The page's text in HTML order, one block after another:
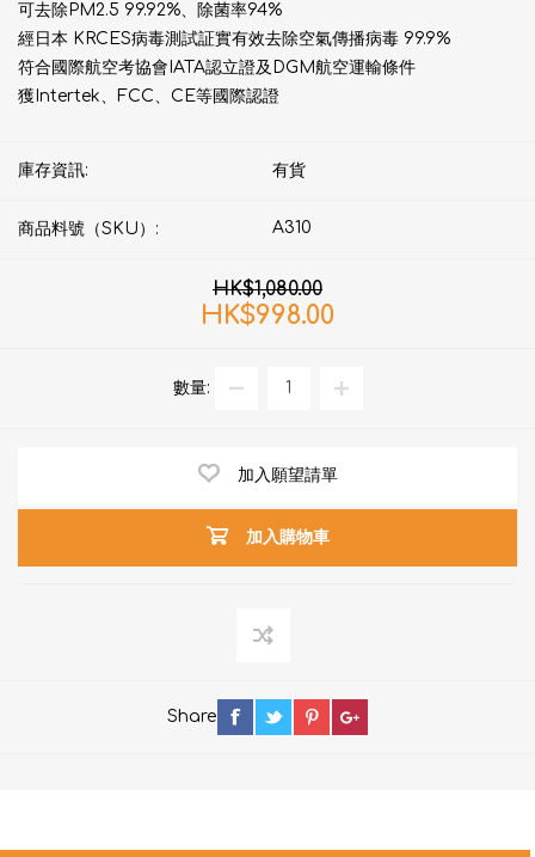
可去除PM2.5 99.92%、除菌率94%
經日本 KRCES病毒測試証實有效去除空氣傳播病毒 99.9%
符合國際航空考協會IATA認立證及DGM航空運輸條件
獲Intertek、FCC、CE等國際認證
庫存資訊: 有貨
商品料號（SKU）: A310
HK$1,080.00
HK$998.00
數量:
加入願望請單
加入購物車
Share